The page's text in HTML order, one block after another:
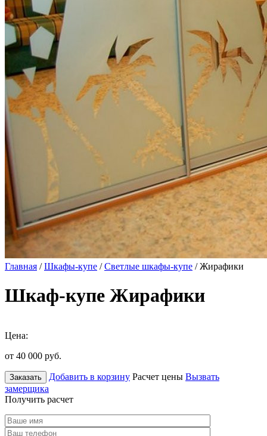
Главная /Шкафы-купе /Светлые шкафы-купе / Жирафики
Шкаф-купе Жирафики
Цена:
от 40 000 руб.
Заказать Добавить в корзину Расчет цены Вызвать
замерщика
Получить расчет